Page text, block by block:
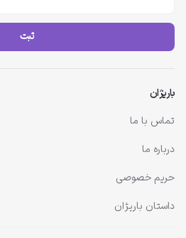
ثبت
باریژان
تماس با ما
درباره ما
حریم خصوصی
داستان باریژان